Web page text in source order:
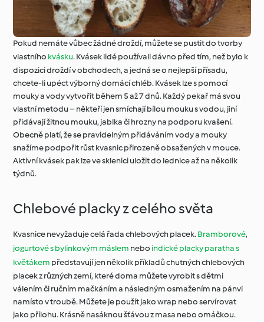
Pokud nemáte vůbec žádné droždí, můžete se pustit do tvorby
vlastního kvásku. Kvásek lidé používali dávno před tím, než bylo k
dispozici droždí v obchodech, a jedná se o nejlepší přísadu,
chcete-li upéct výborný domácí chléb. Kvásek lze s pomocí
mouky a vody vytvořit během 5 až 7 dnů. Každý pekař má svou
vlastní metodu – někteří jen smíchají bílou mouku s vodou, jiní
přidávají žitnou mouku, jablka či hrozny na podporu kvašení.
Obecně platí, že se pravidelným přidáváním vody a mouky
snažíme podpořit růst kvasnic přirozeně obsažených v mouce.
Aktivní kvásek pak lze ve sklenici uložit do lednice až na několik
týdnů.
Chlebové placky z celého světa
Kvasnice nevyžaduje celá řada chlebových placek.Bramborové,
jogurtové s bylinkovým máslem nebo indické placky paratha s
květákem představují jen několik příkladů chutných chlebových
placek z různých zemí, které doma můžete vyrobit s dětmi
válením či ručním mačkáním a následným osmažením na pánvi
namísto v troubě. Můžete je použít jako wrap nebo servírovat
jako přílohu. Krásně nasáknou šťávou z masa nebo omáčkou.